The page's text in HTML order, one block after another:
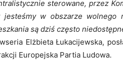
sterowane, przez
jesteśmy w obszarze wolnego
są dziś często
Elżbieta Łukacijewska,
Europejska Partia Ludowa.